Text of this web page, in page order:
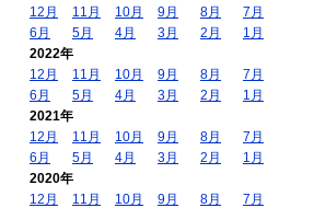
12月
11月 10月 9月 8月
7月
6月
5月 4月 3月 2月
1月
2022年
12月
11月 10月 9月 8月
7月
6月
5月 4月 3月 2月
1月
2021年
12月
11月 10月 9月 8月
7月
6月
5月 4月 3月 2月
1月
2020年
12月
11月 10月 9月 8月
7月